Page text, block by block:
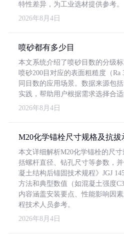
特性差异，为工业选材提供参考。
2026年8月4日
喷砂都有多少目
本文系统介绍了喷砂目数的分级
喷砂200目对应的表面粗糙度（Ra
同目数的应用场景。数据来源包
实践，帮助用户根据需求选择合适
2026年8月4日
M20化学锚栓尺寸规格及抗拔
本文详细解析M20化学锚栓的尺
括螺杆直径、钻孔尺寸等参数，
凝土结构后锚固技术规程》JGJ
方法和典型数值（如混凝土强度
内容涵盖安装要点、性能影响因
程技术人员参考。
2026年8月4日